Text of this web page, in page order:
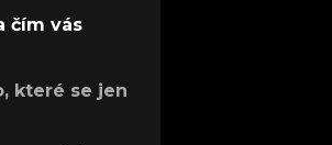
čím vás
které se jen